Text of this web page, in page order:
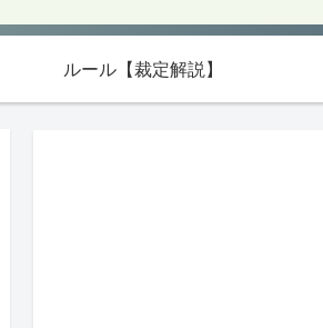
ルール【裁定解説】